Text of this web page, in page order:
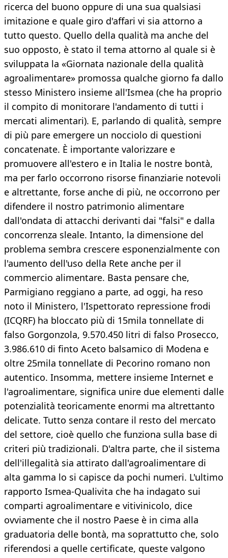
ricerca del buono oppure di una sua qualsiasi
imitazione e quale giro d'affari vi sia attorno a
tutto questo. Quello della qualità ma anche del
suo opposto, è stato il tema attorno al quale si è
sviluppata la «Giornata nazionale della qualità
agroalimentare» promossa qualche giorno fa dallo
stesso Ministero insieme all'Ismea (che ha proprio
il compito di monitorare l'andamento di tutti i
mercati alimentari). E, parlando di qualità, sempre
di più pare emergere un nocciolo di questioni
concatenate. È importante valorizzare e
promuovere all'estero e in Italia le nostre bontà,
ma per farlo occorrono risorse finanziarie notevoli
e altrettante, forse anche di più, ne occorrono per
difendere il nostro patrimonio alimentare
dall'ondata di attacchi derivanti dai "falsi" e dalla
concorrenza sleale. Intanto, la dimensione del
problema sembra crescere esponenzialmente con
l'aumento dell'uso della Rete anche per il
commercio alimentare. Basta pensare che,
Parmigiano reggiano a parte, ad oggi, ha reso
noto il Ministero, l'Ispettorato repressione frodi
(ICQRF) ha bloccato più di 15mila tonnellate di
falso Gorgonzola, 9.570.450 litri di falso Prosecco,
3.986.610 di finto Aceto balsamico di Modena e
oltre 25mila tonnellate di Pecorino romano non
autentico. Insomma, mettere insieme Internet e
l'agroalimentare, significa unire due elementi dalle
potenzialità teoricamente enormi ma altrettanto
delicate. Tutto senza contare il resto del mercato
del settore, cioè quello che funziona sulla base di
criteri più tradizionali. D'altra parte, che il sistema
dell'illegalità sia attirato dall'agroalimentare di
alta gamma lo si capisce da pochi numeri. L'ultimo
rapporto Ismea-Qualivita che ha indagato sui
comparti agroalimentare e vitivinicolo, dice
ovviamente che il nostro Paese è in cima alla
graduatoria delle bontà, ma soprattutto che, solo
riferendosi a quelle certificate, queste valgono